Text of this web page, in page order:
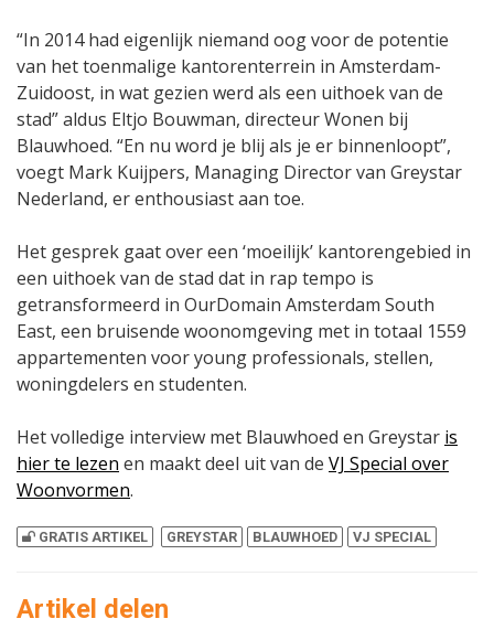
“In 2014 had eigenlijk niemand oog voor de potentie
van het toenmalige kantorenterrein in Amsterdam-
Zuidoost, in wat gezien werd als een uithoek van de
stad” aldus Eltjo Bouwman, directeur Wonen bij
Blauwhoed. “En nu word je blij als je er binnenloopt”,
voegt Mark Kuijpers, Managing Director van Greystar
Nederland, er enthousiast aan toe.
Het gesprek gaat over een ‘moeilijk’ kantorengebied in
een uithoek van de stad dat in rap tempo is
getransformeerd in OurDomain Amsterdam South
East, een bruisende woonomgeving met in totaal 1559
appartementen voor young professionals, stellen,
woningdelers en studenten.
Het volledige interview met Blauwhoed en Greystar is
hier te lezen en maakt deel uit van de VJ Special over
Woonvormen.
GRATIS ARTIKEL GREYSTAR BLAUWHOED VJ SPECIAL
Artikel delen